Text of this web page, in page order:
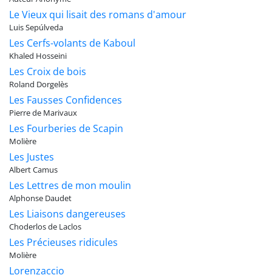
Le Vieux qui lisait des romans d'amour
Luis Sepúlveda
Les Cerfs-volants de Kaboul
Khaled Hosseini
Les Croix de bois
Roland Dorgelès
Les Fausses Confidences
Pierre de Marivaux
Les Fourberies de Scapin
Molière
Les Justes
Albert Camus
Les Lettres de mon moulin
Alphonse Daudet
Les Liaisons dangereuses
Choderlos de Laclos
Les Précieuses ridicules
Molière
Lorenzaccio